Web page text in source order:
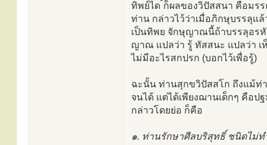
ทิพย์ได ้ก็ผลของวิปัสสนา คือมร
ท่าน กล่าวไว้ว่าเมื่อภิกษุบรรลุแ
เป็นทิพย จักษุญาณนี้ถ้าบรรลุอร
ญาณ แปลว่า รู้ ทัสสนะ แปลว่า เ
ไม่มีอะไรสกปรก (บอกไว้เพื่อรู้)
ฉะนั้น ท่านสุกขวิปัสสโก ถึงแม้ท่
จนได้ แต่ได้เพียงฌานเด็กๆ คือ
กล่าวโดยย่อ ก็คือ
๑. ท่านรักษาศีลบริสุทธิ์ ชนิดไม่